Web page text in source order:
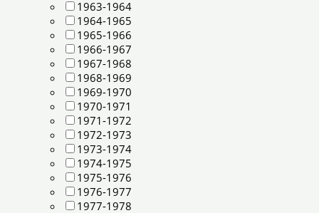
1963-1964
1964-1965
1965-1966
1966-1967
1967-1968
1968-1969
1969-1970
1970-1971
1971-1972
1972-1973
1973-1974
1974-1975
1975-1976
1976-1977
1977-1978